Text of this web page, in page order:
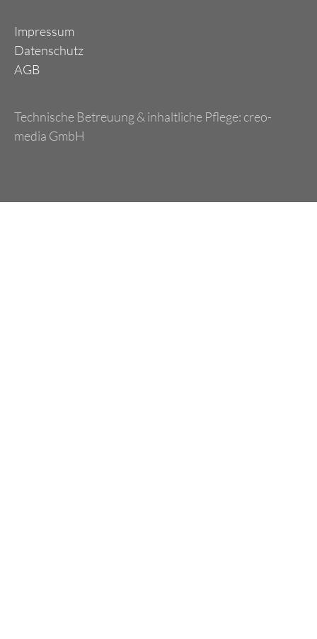
Impressum
Datenschutz
AGB
Technische Betreuung & inhaltliche Pflege: creo-
media GmbH